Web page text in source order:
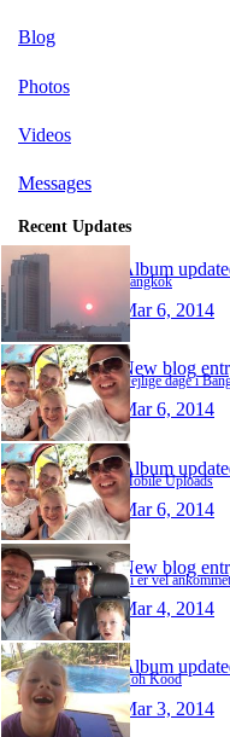
Blog
Photos
Videos
Messages
Recent Updates
Album
Bangkok
Mar 6, 2014
New blog
Mar 6, 2014
Album
Mobile Uploads
Mar 6, 2014
New blog
Mar 4, 2014
Album
Koh Kood
Mar 3, 2014